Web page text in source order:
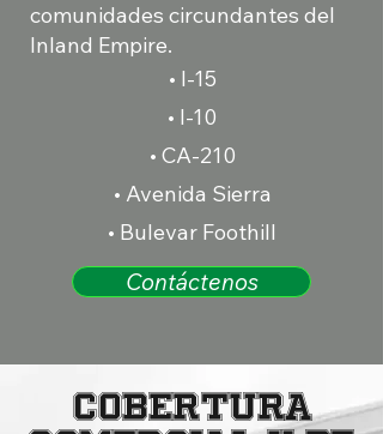
comunidades circundantes del
Inland Empire.
• I-15
• I-10
• CA-210
• Avenida Sierra
• Bulevar Foothill
Contáctenos
Cobertura